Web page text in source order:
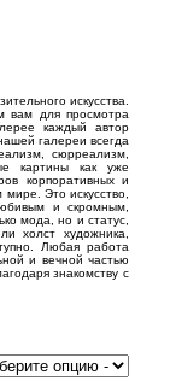
искусства.
вам для просмотра
каждый автор
галереи всегда
сюрреализм,
картины как уже
корпоративных и
Это искусство,
и скромным,
мода, но и статус,
холст художника,
Любая работа
и вечной частью
знакомству с